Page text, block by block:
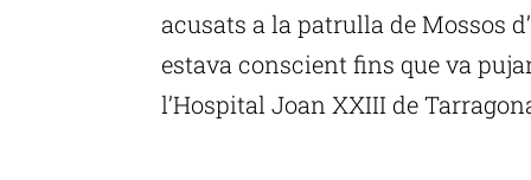
acusats a la patrulla de Mossos
estava conscient fins que va
l’Hospital Joan XXIII de